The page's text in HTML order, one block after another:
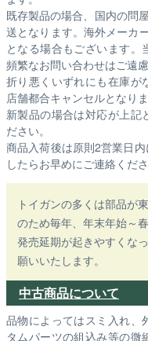
既存製品の場合、国内の問
送となります。海外メーカ
となる場合もございます。
頻繁なお問い合わせはご遠慮
折り悪くいずれにも在庫が
店舗都合キャンセルとなりま
新製品の場合は対応が上記
ださい。
商品入荷後は原則2営業日
したらお早めにご連絡くださ
トイガンの多くは部品が
のため毎年、年末年始～
発売延期が起きやすくな
願いいたします。
中古商品について
品物によってはスミ入れ、
タムパーツの組込み等の微